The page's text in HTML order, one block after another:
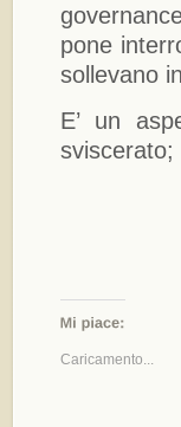
pone
sollevano
E’ un
sviscerato;
Caricamento...